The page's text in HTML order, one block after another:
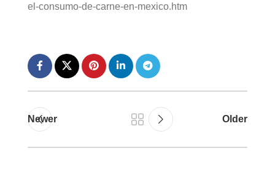
el-consumo-de-carne-en-mexico.htm
Newer Older